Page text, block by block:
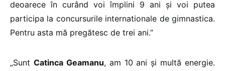
deoarece în curând voi împlini 9 ani şi voi putea
participa la concursurile internationale de gimnastica.
Pentru asta mă pregătesc de trei ani.”
„Sunt Catinca Geamanu, am 10 ani şi multă energie.